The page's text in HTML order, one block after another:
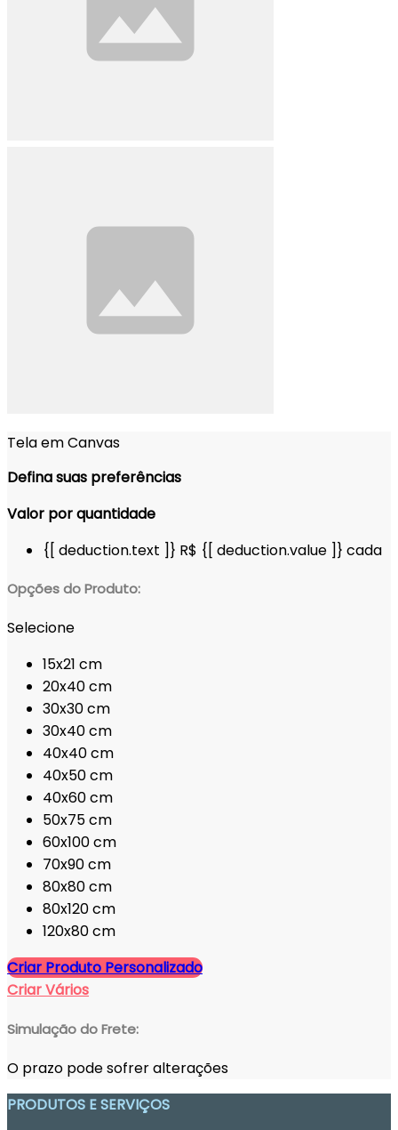
Tela em Canvas
Defina suas preferências
Valor por quantidade
{[ deduction.text ]} R$ {[ deduction.value ]} cada
Opções do Produto:
Selecione
15x21 cm
20x40 cm
30x30 cm
30x40 cm
40x40 cm
40x50 cm
40x60 cm
50x75 cm
60x100 cm
70x90 cm
80x80 cm
80x120 cm
120x80 cm
Criar Produto Personalizado
Criar Vários
Simulação do Frete:
O prazo pode sofrer alterações
PRODUTOS E SERVIÇOS